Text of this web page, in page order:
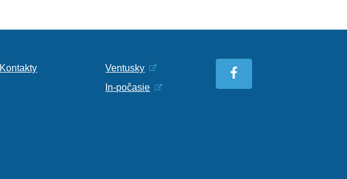
Kontakty
Ventusky
In-počasie